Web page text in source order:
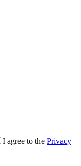
I agree to the Privacy